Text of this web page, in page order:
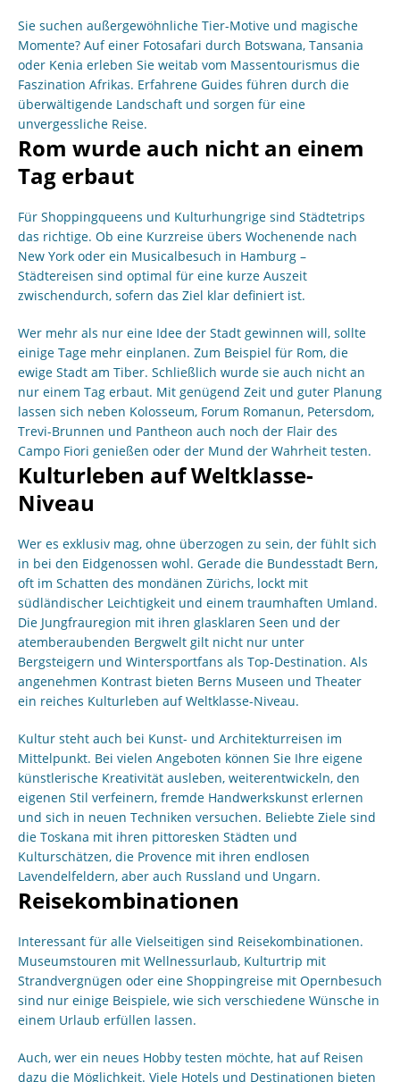
Sie suchen außergewöhnliche Tier-Motive und magische
Momente? Auf einer Fotosafari durch Botswana, Tansania
oder Kenia erleben Sie weitab vom Massentourismus die
Faszination Afrikas. Erfahrene Guides führen durch die
überwältigende Landschaft und sorgen für eine
unvergessliche Reise.
Rom wurde auch nicht an einem
Tag erbaut
Für Shoppingqueens und Kulturhungrige sind Städtetrips
das richtige. Ob eine Kurzreise übers Wochenende nach
New York oder ein Musicalbesuch in Hamburg –
Städtereisen sind optimal für eine kurze Auszeit
zwischendurch, sofern das Ziel klar definiert ist.
Wer mehr als nur eine Idee der Stadt gewinnen will, sollte
einige Tage mehr einplanen. Zum Beispiel für Rom, die
ewige Stadt am Tiber. Schließlich wurde sie auch nicht an
nur einem Tag erbaut. Mit genügend Zeit und guter Planung
lassen sich neben Kolosseum, Forum Romanun, Petersdom,
Trevi-Brunnen und Pantheon auch noch der Flair des
Campo Fiori genießen oder der Mund der Wahrheit testen.
Kulturleben auf Weltklasse-
Niveau
Wer es exklusiv mag, ohne überzogen zu sein, der fühlt sich
in bei den Eidgenossen wohl. Gerade die Bundesstadt Bern,
oft im Schatten des mondänen Zürichs, lockt mit
südländischer Leichtigkeit und einem traumhaften Umland.
Die Jungfrauregion mit ihren glasklaren Seen und der
atemberaubenden Bergwelt gilt nicht nur unter
Bergsteigern und Wintersportfans als Top-Destination. Als
angenehmen Kontrast bieten Berns Museen und Theater
ein reiches Kulturleben auf Weltklasse-Niveau.
Kultur steht auch bei Kunst- und Architekturreisen im
Mittelpunkt. Bei vielen Angeboten können Sie Ihre eigene
künstlerische Kreativität ausleben, weiterentwickeln, den
eigenen Stil verfeinern, fremde Handwerkskunst erlernen
und sich in neuen Techniken versuchen. Beliebte Ziele sind
die Toskana mit ihren pittoresken Städten und
Kulturschätzen, die Provence mit ihren endlosen
Lavendelfeldern, aber auch Russland und Ungarn.
Reisekombinationen
Interessant für alle Vielseitigen sind Reisekombinationen.
Museumstouren mit Wellnessurlaub, Kulturtrip mit
Strandvergnügen oder eine Shoppingreise mit Opernbesuch
sind nur einige Beispiele, wie sich verschiedene Wünsche in
einem Urlaub erfüllen lassen.
Auch, wer ein neues Hobby testen möchte, hat auf Reisen
dazu die Möglichkeit. Viele Hotels und Destinationen bieten